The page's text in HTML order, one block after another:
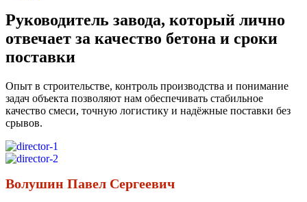
Руководитель завода, который лично
отвечает за качество бетона и сроки
поставки
Опыт в строительстве, контроль производства и понимание
задач объекта позволяют нам обеспечивать стабильное
качество смеси, точную логистику и надёжные поставки без
срывов.
Волушин Павел Сергеевич